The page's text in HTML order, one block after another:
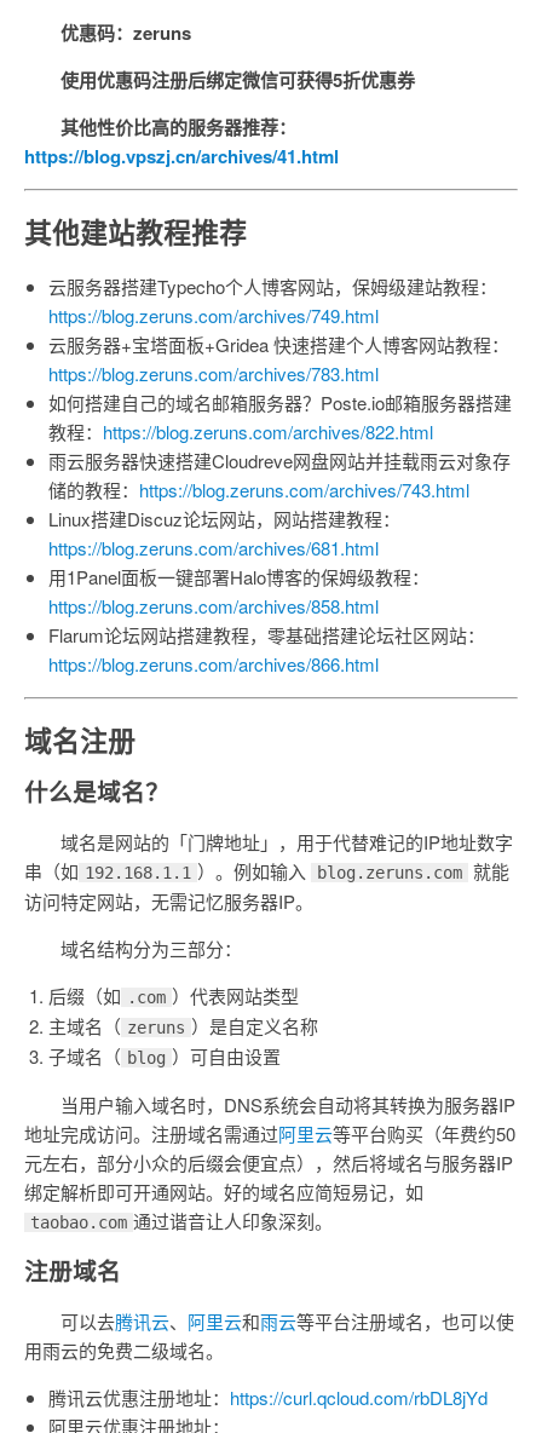
优惠码：zeruns
使用优惠码注册后绑定微信可获得5折优惠券
其他性价比高的服务器推荐：
https://blog.vpszj.cn/archives/41.html
其他建站教程推荐
云服务器搭建Typecho个人博客网站，保姆级建站教程：
https://blog.zeruns.com/archives/749.html
云服务器+宝塔面板+Gridea 快速搭建个人博客网站教程：
https://blog.zeruns.com/archives/783.html
如何搭建自己的域名邮箱服务器？Poste.io邮箱服务器搭建
教程： https://blog.zeruns.com/archives/822.html
雨云服务器快速搭建Cloudreve网盘网站并挂载雨云对象存
储的教程： https://blog.zeruns.com/archives/743.html
Linux搭建Discuz论坛网站，网站搭建教程：
https://blog.zeruns.com/archives/681.html
用1Panel面板一键部署Halo博客的保姆级教程：
https://blog.zeruns.com/archives/858.html
Flarum论坛网站搭建教程，零基础搭建论坛社区网站：
https://blog.zeruns.com/archives/866.html
域名注册
什么是域名？
域名是网站的「门牌地址」，用于代替难记的IP地址数字
串（如 192.168.1.1 ）。例如输入 blog.zeruns.com 就能
访问特定网站，无需记忆服务器IP。
域名结构分为三部分：
后缀（如 .com ）代表网站类型
主域名（ zeruns ）是自定义名称
子域名（ blog ）可自由设置
当用户输入域名时，DNS系统会自动将其转换为服务器IP
地址完成访问。注册域名需通过阿里云等平台购买（年费约50
元左右，部分小众的后缀会便宜点），然后将域名与服务器IP
绑定解析即可开通网站。好的域名应简短易记，如
taobao.com 通过谐音让人印象深刻。
注册域名
可以去腾讯云、 阿里云和雨云等平台注册域名，也可以使
用雨云的免费二级域名。
腾讯云优惠注册地址： https://curl.qcloud.com/rbDL8jYd
阿里云优惠注册地址：